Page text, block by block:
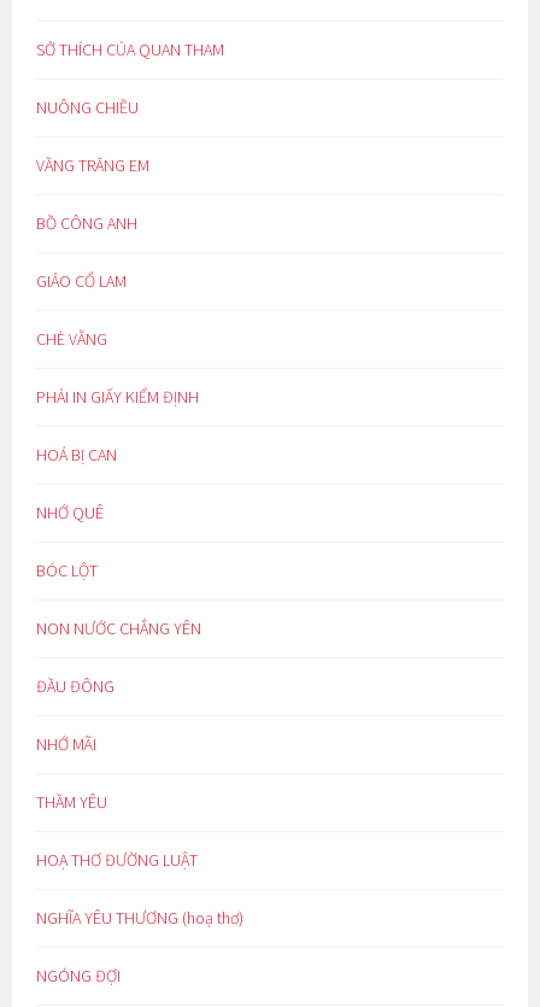
SỞ THÍCH CỦA QUAN THAM
NUÔNG CHIỀU
VẦNG TRĂNG EM
BỒ CÔNG ANH
GIẢO CỔ LAM
CHÈ VẰNG
PHẢI IN GIẤY KIỂM ĐỊNH
HOÁ BỊ CAN
NHỚ QUÊ
BÓC LỘT
NON NƯỚC CHẲNG YÊN
ĐẦU ĐÔNG
NHỚ MÃI
THẦM YÊU
HOẠ THƠ ĐƯỜNG LUẬT
NGHĨA YÊU THƯƠNG (hoạ thơ)
NGÓNG ĐỢI